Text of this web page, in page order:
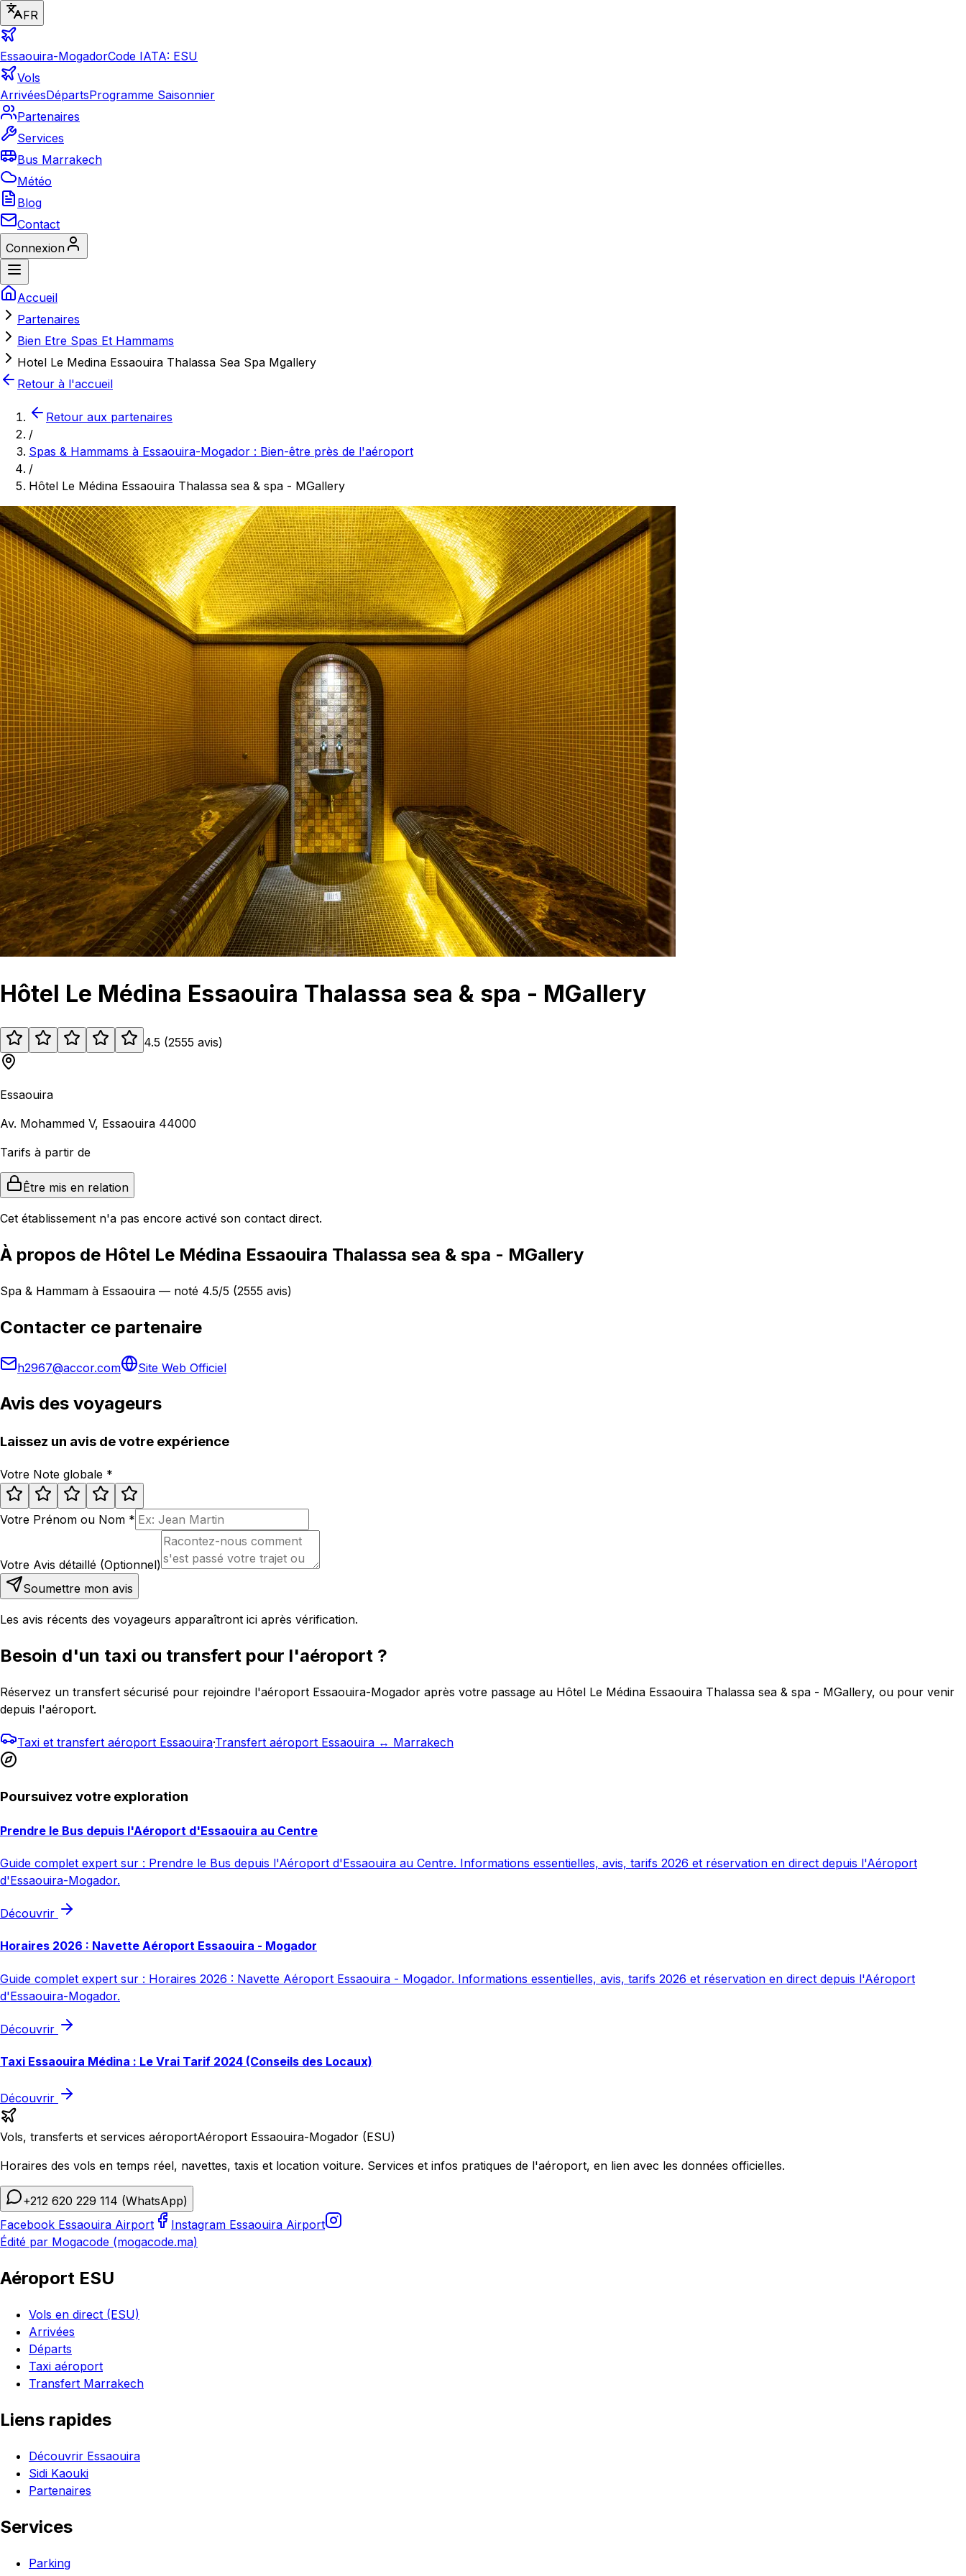
FR
Essaouira-MogadorCode IATA: ESU
Vols
ArrivéesDépartsProgramme Saisonnier
Partenaires
Services
Bus Marrakech
Météo
Blog
Contact
Connexion
Accueil
Partenaires
Bien Etre Spas Et Hammams
Hotel Le Medina Essaouira Thalassa Sea Spa Mgallery
Retour à l'accueil
Retour aux partenaires
/
Spas & Hammams à Essaouira-Mogador : Bien-être près de l'aéroport
/
Hôtel Le Médina Essaouira Thalassa sea & spa - MGallery
Hôtel Le Médina Essaouira Thalassa sea & spa - MGallery
4.5 (2555 avis)
Essaouira
Av. Mohammed V, Essaouira 44000
Tarifs à partir de
Être mis en relation
Cet établissement n'a pas encore activé son contact direct.
À propos de Hôtel Le Médina Essaouira Thalassa sea & spa - MGallery
Spa & Hammam à Essaouira — noté 4.5/5 (2555 avis)
Contacter ce partenaire
h2967@accor.com Site Web Officiel
Avis des voyageurs
Laissez un avis de votre expérience
Votre Note globale *
Votre Prénom ou Nom *
Votre Avis détaillé (Optionnel)
Soumettre mon avis
Les avis récents des voyageurs apparaîtront ici après vérification.
Besoin d'un taxi ou transfert pour l'aéroport ?
Réservez un transfert sécurisé pour rejoindre l'aéroport Essaouira-Mogador après votre passage au Hôtel Le Médina Essaouira Thalassa sea & spa - MGallery, ou pour venir
depuis l'aéroport.
Taxi et transfert aéroport Essaouira·Transfert aéroport Essaouira ↔ Marrakech
Poursuivez votre exploration
Prendre le Bus depuis l'Aéroport d'Essaouira au Centre
Guide complet expert sur : Prendre le Bus depuis l'Aéroport d'Essaouira au Centre. Informations essentielles, avis, tarifs 2026 et réservation en direct depuis l'Aéroport
d'Essaouira-Mogador.
Découvrir
Horaires 2026 : Navette Aéroport Essaouira - Mogador
Guide complet expert sur : Horaires 2026 : Navette Aéroport Essaouira - Mogador. Informations essentielles, avis, tarifs 2026 et réservation en direct depuis l'Aéroport
d'Essaouira-Mogador.
Découvrir
Taxi Essaouira Médina : Le Vrai Tarif 2024 (Conseils des Locaux)
Découvrir
Vols, transferts et services aéroportAéroport Essaouira-Mogador (ESU)
Horaires des vols en temps réel, navettes, taxis et location voiture. Services et infos pratiques de l'aéroport, en lien avec les données officielles.
+212 620 229 114 (WhatsApp)
Facebook Essaouira Airport
Instagram Essaouira Airport
Édité par Mogacode (mogacode.ma)
Aéroport ESU
Vols en direct (ESU)
Arrivées
Départs
Taxi aéroport
Transfert Marrakech
Liens rapides
Découvrir Essaouira
Sidi Kaouki
Partenaires
Services
Parking